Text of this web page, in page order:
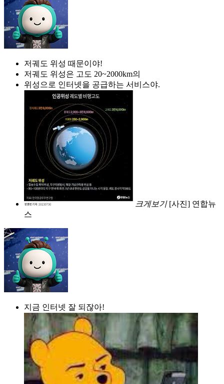
저궤도 위성 때문이야!
저궤도 위성은 고도 20~2000km의
위성으로 인터넷을 공급하는 서비스야.
크게보기 [사진] 연합뉴
스
지금 인터넷 잘 되잖아!